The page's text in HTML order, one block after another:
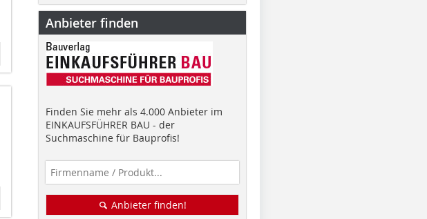
Anbieter finden
Finden Sie mehr als 4.000 Anbieter im
EINKAUFSFÜHRER BAU - der
Suchmaschine für Bauprofis!
Anbieter finden!